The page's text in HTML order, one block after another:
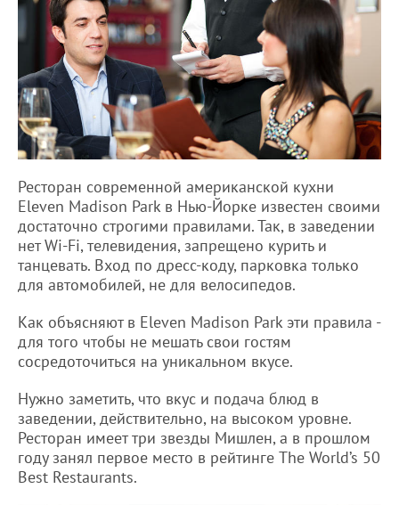
Ресторан современной американской кухни
Eleven Madison Park в Нью-Йорке известен своими
достаточно строгими правилами. Так, в заведении
нет Wi-Fi, телевидения, запрещено курить и
танцевать. Вход по дресс-коду, парковка только
для автомобилей, не для велосипедов.
Как объясняют в Eleven Madison Park эти правила -
для того чтобы не мешать свои гостям
сосредоточиться на уникальном вкусе.
Нужно заметить, что вкус и подача блюд в
заведении, действительно, на высоком уровне.
Ресторан имеет три звезды Мишлен, а в прошлом
году занял первое место в рейтинге The World’s 50
Best Restaurants.